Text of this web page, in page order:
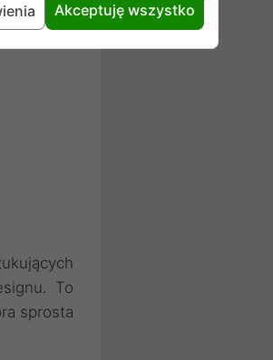
To
sprosta
Akceptuję wszystko